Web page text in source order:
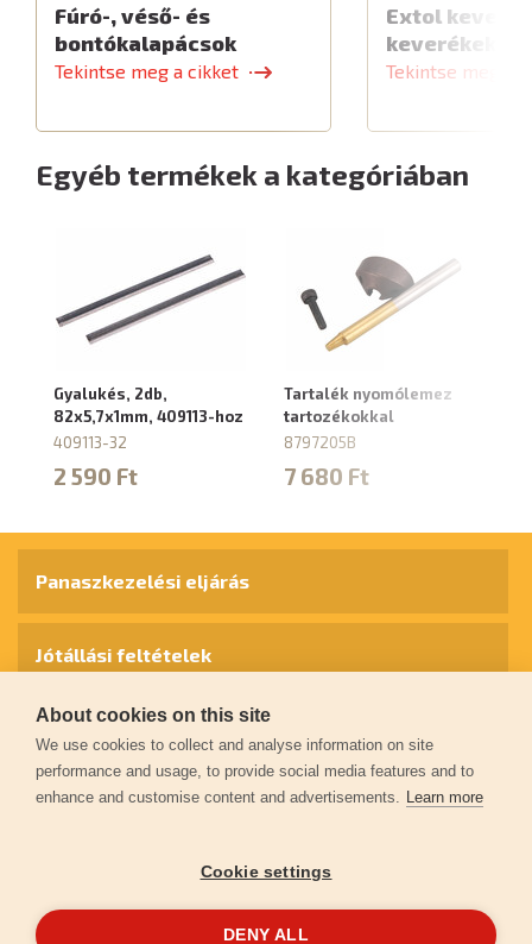
Fúró-, véső- és
bontókalapácsok
Tekintse meg a cikket
Extol
Tekintse meg a
Egyéb termékek a kategóriában
Gyalukés, 2db,
82x5,7x1mm, 409113-hoz
409113-32
2 590 Ft
Tartalék nyomólemez
tartozékokkal
8797205B
7 680 Ft
Panaszkezelési eljárás
Jótállási feltételek
Személyes adatok védelme
Kapcsolat
Garancia regisztráció
About cookies on this site
We use cookies to collect and analyse information on site
performance and usage, to provide social media features and to
enhance and customise content and advertisements. Learn more
Cookie settings
DENY ALL